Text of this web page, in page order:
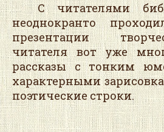
С читателями
неоднокранто
презентации
читателя вот уже
рассказы с тонким
характерными
поэтические строки.